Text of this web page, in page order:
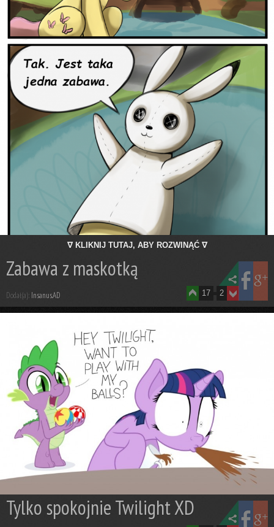
∇ KLIKNIJ TUTAJ, ABY ROZWINĄĆ ∇
Zabawa z maskotką
Dodał(a): Insanus.AD 17 2
Tylko spokojnie Twilight XD